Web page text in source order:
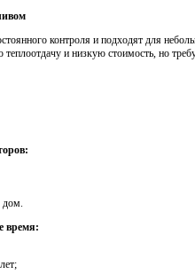
контроля и подходят для
и низкую стоимость, но
дом.
время: